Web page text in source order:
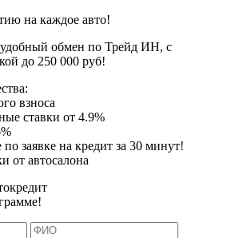
на каждое авто!
обмен по Трейд ИН, с
до 250 000 руб!
взноса
ставки от 4.9%
заявке на кредит за 30 минут!
от автосалона